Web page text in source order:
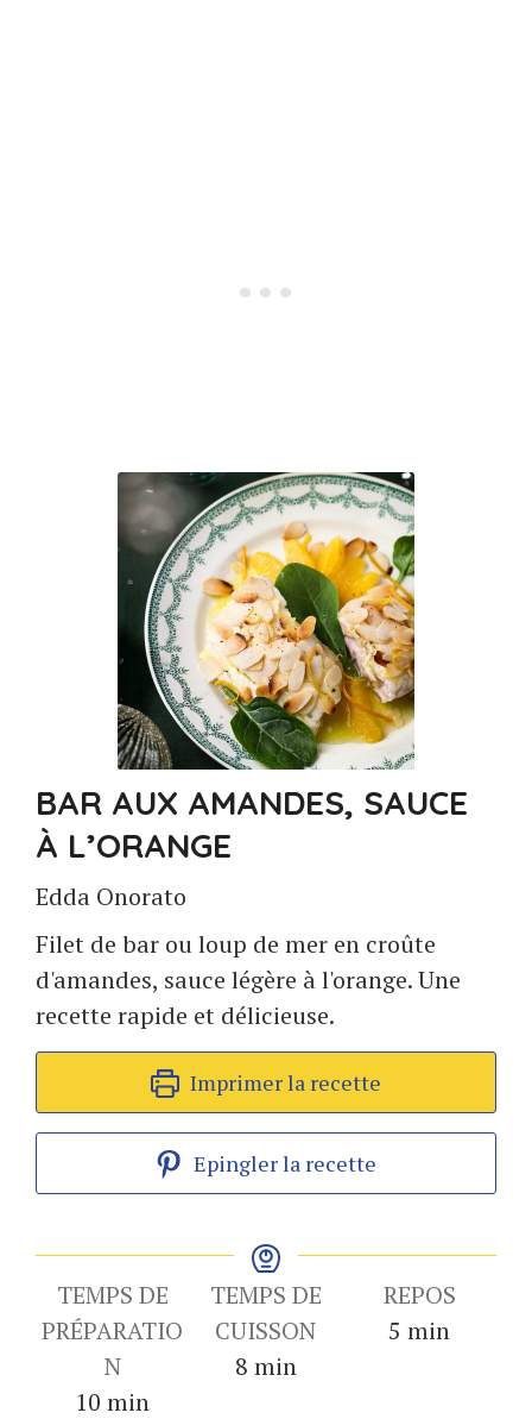
BAR AUX AMANDES, SAUCE
À L’ORANGE
Edda Onorato
Filet de bar ou loup de mer en croûte
d'amandes, sauce légère à l'orange. Une
recette rapide et délicieuse.
Imprimer la recette
Epingler la recette
TEMPS DE
PRÉPARATIO
N
10 minutes
min
TEMPS DE
CUISSON
8minutes
min
REPOS
5 minutes
min